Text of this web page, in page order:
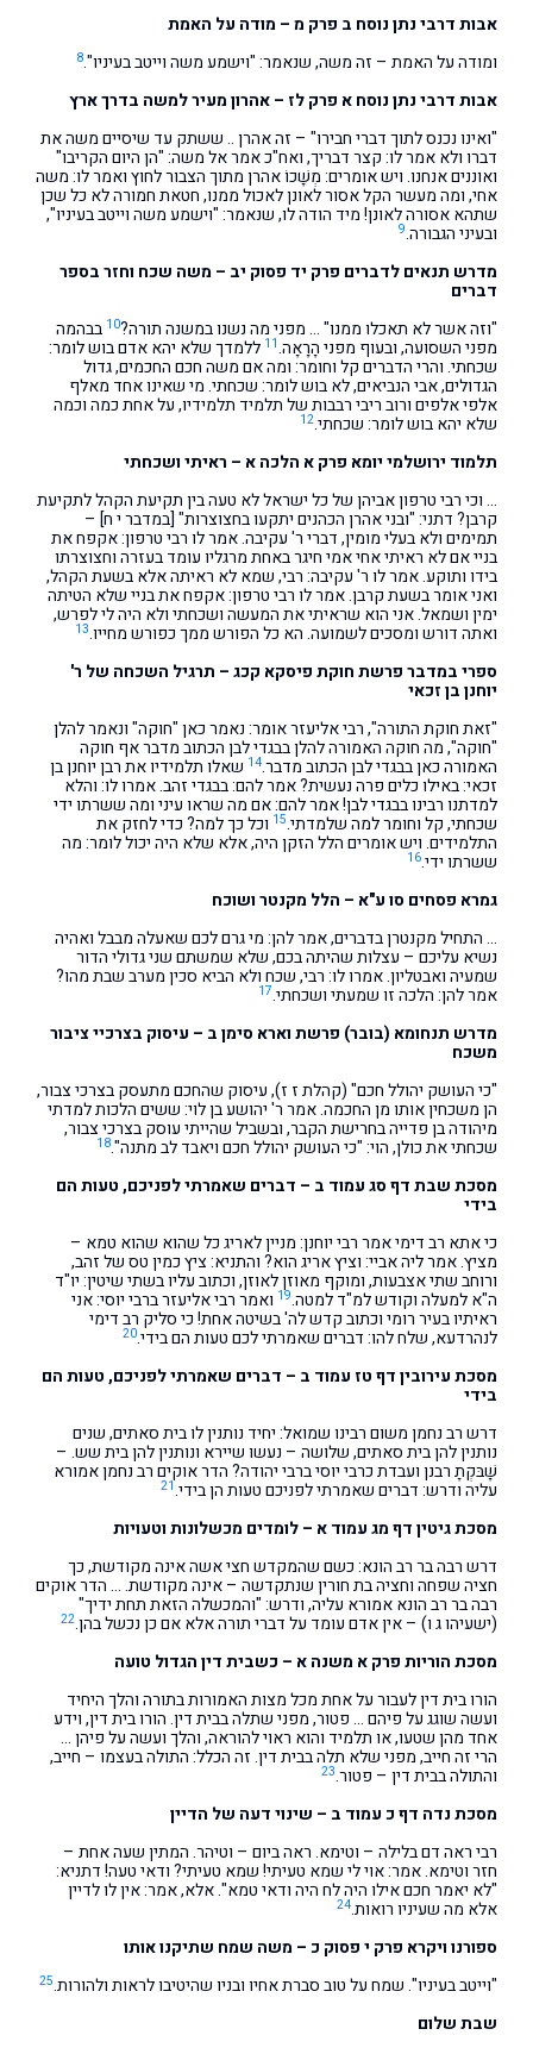
אבות דרבי נתן נוסח ב פרק מ – מודה על האמת
ומודה על האמת – זה משה, שנאמר: "וישמע משה וייטב בעיניו".8
אבות דרבי נתן נוסח א פרק לז – אהרון מעיר למשה בדרך ארץ
"ואינו נכנס לתוך דברי חבירו" – זה אהרן .. ששתק עד שיסיים משה את
דברו ולא אמר לו: קצר דבריך, ואח"כ אמר אל משה: "הן היום הקריבו"
ואוננים אנחנו. ויש אומרים: מְשָׁכוֹ אהרן מתוך הצבור לחוץ ואמר לו: משה
אחי, ומה מעשר הקל אסור לאונן לאכול ממנו, חטאת חמורה לא כל שכן
שתהא אסורה לאונן! מיד הודה לו, שנאמר: "וישמע משה וייטב בעיניו",
ובעיני הגבורה.9
מדרש תנאים לדברים פרק יד פסוק יב – משה שכח וחזר בספר
דברים
"וזה אשר לא תאכלו ממנו" … מפני מה נשנו במשנה תורה?10 בבהמה
מפני השסועה, ובעוף מפני הָרָאָה.11 ללמדך שלא יהא אדם בוש לומר:
שכחתי. והרי הדברים קל וחומר: ומה אם משה חכם החכמים, גדול
הגדולים, אבי הנביאים, לא בוש לומר: שכחתי. מי שאינו אחד מאלף
אלפי אלפים ורוב ריבי רבבות של תלמיד תלמידיו, על אחת כמה וכמה
שלא יהא בוש לומר: שכחתי.12
תלמוד ירושלמי יומא פרק א הלכה א – ראיתי ושכחתי
… וכי רבי טרפון אביהן של כל ישראל לא טעה בין תקיעת הקהל לתקיעת
קרבן? דתני: "ובני אהרן הכהנים יתקעו בחצוצרות" [במדבר י ח] –
תמימים ולא בעלי מומין, דברי ר' עקיבה. אמר לו רבי טרפון: אקפח את
בניי אם לא ראיתי אחי אמי חיגר באחת מרגליו עומד בעזרה וחצוצרתו
בידו ותוקע. אמר לו ר' עקיבה: רבי, שמא לא ראיתה אלא בשעת הקהל,
ואני אומר בשעת קרבן. אמר לו רבי טרפון: אקפח את בניי שלא הטיתה
ימין ושמאל. אני הוא שראיתי את המעשה ושכחתי ולא היה לי לפרש,
ואתה דורש ומסכים לשמועה. הא כל הפורש ממך כפורש מחייו.13
ספרי במדבר פרשת חוקת פיסקא קכג – תרגיל השכחה של ר'
יוחנן בן זכאי
"זאת חוקת התורה", רבי אליעזר אומר: נאמר כאן "חוקה" ונאמר להלן
"חוקה", מה חוקה האמורה להלן בבגדי לבן הכתוב מדבר אף חוקה
האמורה כאן בבגדי לבן הכתוב מדבר.14 שאלו תלמידיו את רבן יוחנן בן
זכאי: באילו כלים פרה נעשית? אמר להם: בבגדי זהב. אמרו לו: והלא
למדתנו רבינו בבגדי לבן! אמר להם: אם מה שראו עיני ומה ששרתו ידי
שכחתי, קל וחומר למה שלמדתי.15 וכל כך למה? כדי לחזק את
התלמידים. ויש אומרים הלל הזקן היה, אלא שלא היה יכול לומר: מה
ששרתו ידי.16
גמרא פסחים סו ע"א – הלל מקנטר ושוכח
… התחיל מקנטרן בדברים, אמר להן: מי גרם לכם שאעלה מבבל ואהיה
נשיא עליכם – עצלות שהיתה בכם, שלא שמשתם שני גדולי הדור
שמעיה ואבטליון. אמרו לו: רבי, שכח ולא הביא סכין מערב שבת מהו?
אמר להן: הלכה זו שמעתי ושכחתי.17
מדרש תנחומא (בובר) פרשת וארא סימן ב – עיסוק בצרכיי ציבור
משכח
"כי העושק יהולל חכם" (קהלת ז ז), עיסוק שהחכם מתעסק בצרכי צבור,
הן משכחין אותו מן החכמה. אמר ר' יהושע בן לוי: ששים הלכות למדתי
מיהודה בן פדייה בחרישת הקבר, ובשביל שהייתי עוסק בצרכי צבור,
שכחתי את כולן, הוי: "כי העושק יהולל חכם ויאבד לב מתנה".18
מסכת שבת דף סג עמוד ב – דברים שאמרתי לפניכם, טעות הם
בידי
כי אתא רב דימי אמר רבי יוחנן: מניין לאריג כל שהוא שהוא טמא –
מציץ. אמר ליה אביי: וציץ אריג הוא? והתניא: ציץ כמין טס של זהב,
ורוחב שתי אצבעות, ומוקף מאוזן לאוזן, וכתוב עליו בשתי שיטין: יו"ד
ה"א למעלה וקודש למ"ד למטה.19 ואמר רבי אליעזר ברבי יוסי: אני
ראיתיו בעיר רומי וכתוב קדש לה' בשיטה אחת! כי סליק רב דימי
לנהרדעא, שלח להו: דברים שאמרתי לכם טעות הם בידי.20
מסכת עירובין דף טז עמוד ב – דברים שאמרתי לפניכם, טעות הם
בידי
דרש רב נחמן משום רבינו שמואל: יחיד נותנין לו בית סאתים, שנים
נותנין להן בית סאתים, שלושה – נעשו שיירא ונותנין להן בית שש. –
שָׁבּקְתָ רבנן ועבדת כרבי יוסי ברבי יהודה? הדר אוקים רב נחמן אמורא
עליה ודרש: דברים שאמרתי לפניכם טעות הן בידי.21
מסכת גיטין דף מג עמוד א – לומדים מכשלונות וטעויות
דרש רבה בר רב הונא: כשם שהמקדש חצי אשה אינה מקודשת, כך
חציה שפחה וחציה בת חורין שנתקדשה – אינה מקודשת. … הדר אוקים
רבה בר רב הונא אמורא עליה, ודרש: "והמכשלה הזאת תחת ידיך"
(ישעיהו ג ו) – אין אדם עומד על דברי תורה אלא אם כן נכשל בהן.22
מסכת הוריות פרק א משנה א – כשבית דין הגדול טועה
הורו בית דין לעבור על אחת מכל מצות האמורות בתורה והלך היחיד
ועשה שוגג על פיהם … פטור, מפני שתלה בבית דין. הורו בית דין, וידע
אחד מהן שטעו, או תלמיד והוא ראוי להוראה, והלך ועשה על פיהן …
הרי זה חייב, מפני שלא תלה בבית דין. זה הכלל: התולה בעצמו – חייב,
והתולה בבית דין – פטור.23
מסכת נדה דף כ עמוד ב – שינוי דעה של הדיין
רבי ראה דם בלילה – וטימא. ראה ביום – וטיהר. המתין שעה אחת –
חזר וטימא. אמר: אוי לי שמא טעיתי! שמא טעיתי? ודאי טעה! דתניא:
"לא יאמר חכם אילו היה לח היה ודאי טמא". אלא, אמר: אין לו לדיין
אלא מה שעיניו רואות.24
ספורנו ויקרא פרק י פסוק כ – משה שמח שתיקנו אותו
"וייטב בעיניו". שמח על טוב סברת אחיו ובניו שהיטיבו לראות ולהורות.25
שבת שלום